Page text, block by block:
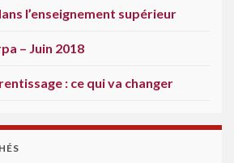
l’enseignement supérieur
– Juin 2018
: ce qui va changer